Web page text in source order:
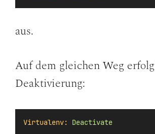
aus.
Auf dem gleichen Weg
Deaktivierung:
Virtualenv: Deactivate